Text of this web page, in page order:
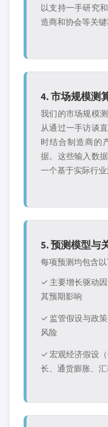
以支持一手研究
造商和协会等关键
4. 市场规模测
我们的市场规模
从通过一手访谈
时结合制造商的
据。这些输入数
一个基于实际行业
5. 预测模型与
每项预测均包含
✓ 主要增长驱动
其预期影响
✓ 监管假设与政
风险
✓ 宏观经济假设（
长、通货膨胀、汇